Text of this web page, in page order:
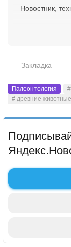
Новостник,
Закладка
Палеонтология
# древние животные